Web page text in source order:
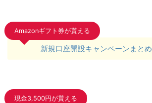
Amazonギフト券が貰える
新規口座開設キャンペーンまとめ
現金3,500円が貰える